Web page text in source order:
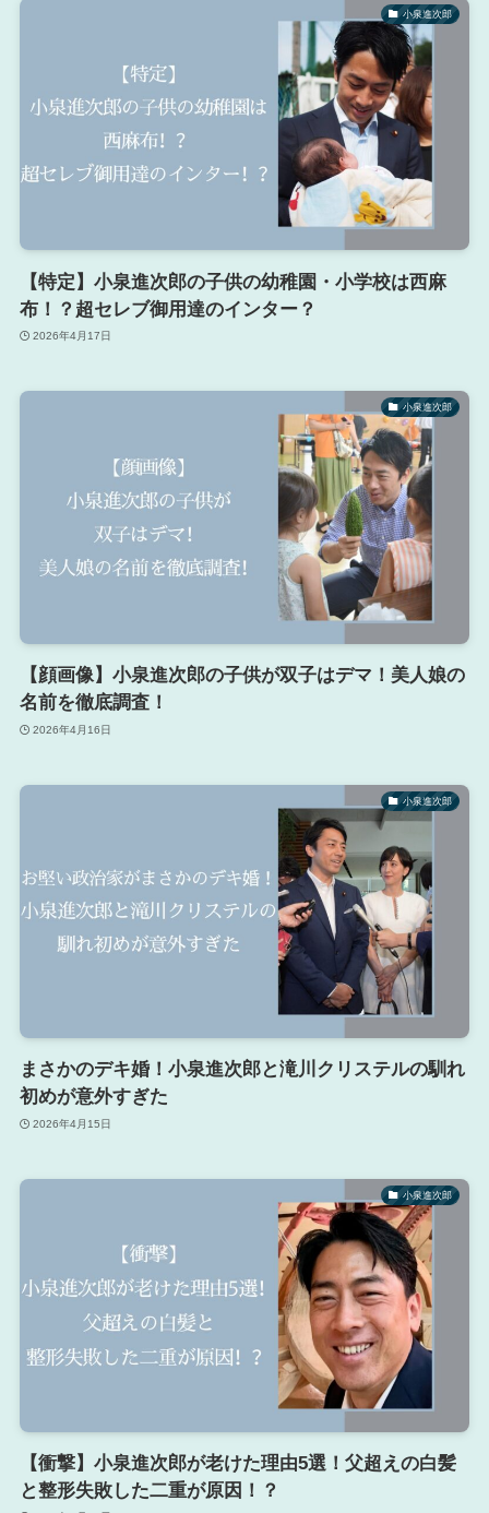
小泉進次郎
【特定】小泉進次郎の子供の幼稚園・小学校は西麻
布！？超セレブ御用達のインター？
2026年4月17日
小泉進次郎
【顔画像】小泉進次郎の子供が双子はデマ！美人娘の
名前を徹底調査！
2026年4月16日
小泉進次郎
まさかのデキ婚！小泉進次郎と滝川クリステルの馴れ
初めが意外すぎた
2026年4月15日
小泉進次郎
【衝撃】小泉進次郎が老けた理由5選！父超えの白髪
と整形失敗した二重が原因！？